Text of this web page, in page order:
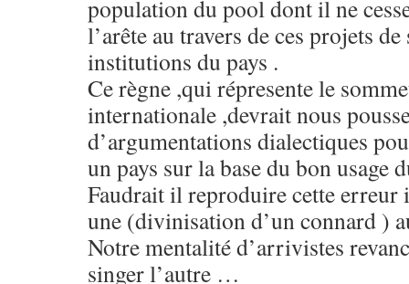
population du pool dont il ne
l’arête au travers de ces projets
institutions du pays .
Ce règne ,qui répresente le
internationale ,devrait nous
d’argumentations dialectiques
un pays sur la base du bon usage
Faudrait il reproduire cette
une (divinisation d’un connard )
Notre mentalité d’arrivistes
singer l’autre …